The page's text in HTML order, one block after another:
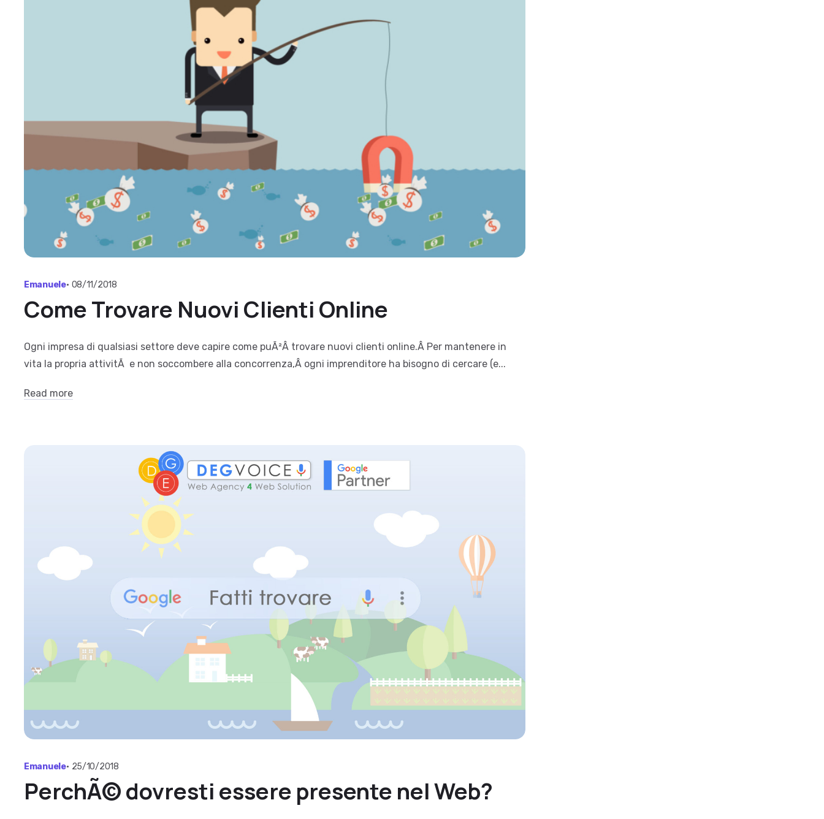
Emanuele• 08/11/2018
Come Trovare Nuovi Clienti Online
Ogni impresa di qualsiasi settore deve capire come puÃ²Â trovare nuovi clienti online.Â Per mantenere in
vita la propria attivitÃ e non soccombere alla concorrenza,Â ogni imprenditore ha bisogno di cercare (e...
Read more
Emanuele• 25/10/2018
PerchÃ© dovresti essere presente nel Web?